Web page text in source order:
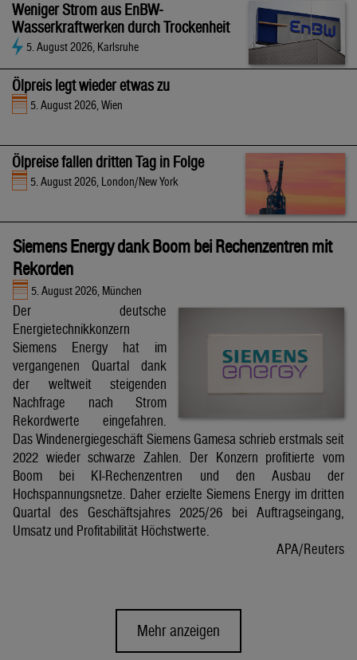
Weniger Strom aus EnBW-
Wasserkraftwerken durch Trockenheit
5. August 2026, Karlsruhe
Ölpreis legt wieder etwas zu
5. August 2026, Wien
Ölpreise fallen dritten Tag in Folge
5. August 2026, London/New York
Siemens Energy dank Boom bei Rechenzentren mit
Rekorden
5. August 2026, München
Der deutsche
Energietechnikkonzern
Siemens Energy hat im
vergangenen Quartal dank
der weltweit steigenden
Nachfrage nach Strom
Rekordwerte eingefahren.
Das Windenergiegeschäft Siemens Gamesa schrieb erstmals seit
2022 wieder schwarze Zahlen. Der Konzern profitierte vom
Boom bei KI-Rechenzentren und den Ausbau der
Hochspannungsnetze. Daher erzielte Siemens Energy im dritten
Quartal des Geschäftsjahres 2025/26 bei Auftragseingang,
Umsatz und Profitabilität Höchstwerte.
APA/Reuters
Mehr anzeigen